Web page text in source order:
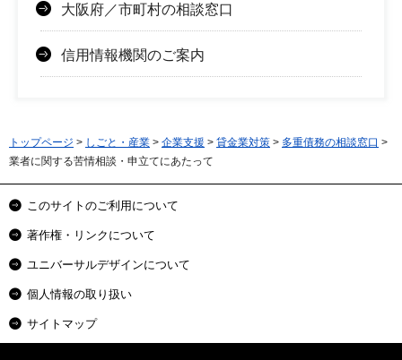
大阪府／市町村の相談窓口
信用情報機関のご案内
トップページ > しごと・産業 > 企業支援 > 貸金業対策 > 多重債務の相談窓口 >
業者に関する苦情相談・申立てにあたって
このサイトのご利用について
著作権・リンクについて
ユニバーサルデザインについて
個人情報の取り扱い
サイトマップ